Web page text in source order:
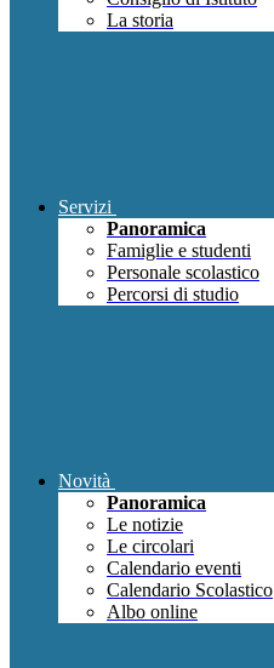
La storia
Servizi
Panoramica
Famiglie e studenti
Personale scolastico
Percorsi di studio
Novità
Panoramica
Le notizie
Le circolari
Calendario eventi
Calendario Scolastico
Albo online